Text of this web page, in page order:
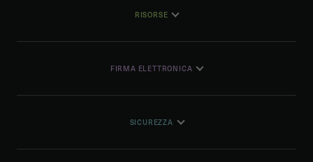
RISORSE
FIRMA ELETTRONICA
SICUREZZA